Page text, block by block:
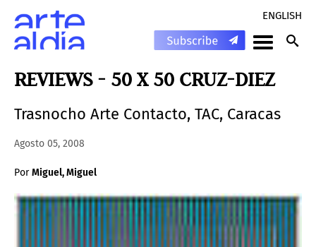
ENGLISH
REVIEWS - 50 X 50 CRUZ-DIEZ
Trasnocho Arte Contacto, TAC, Caracas
Agosto 05, 2008
PorMiguel, Miguel